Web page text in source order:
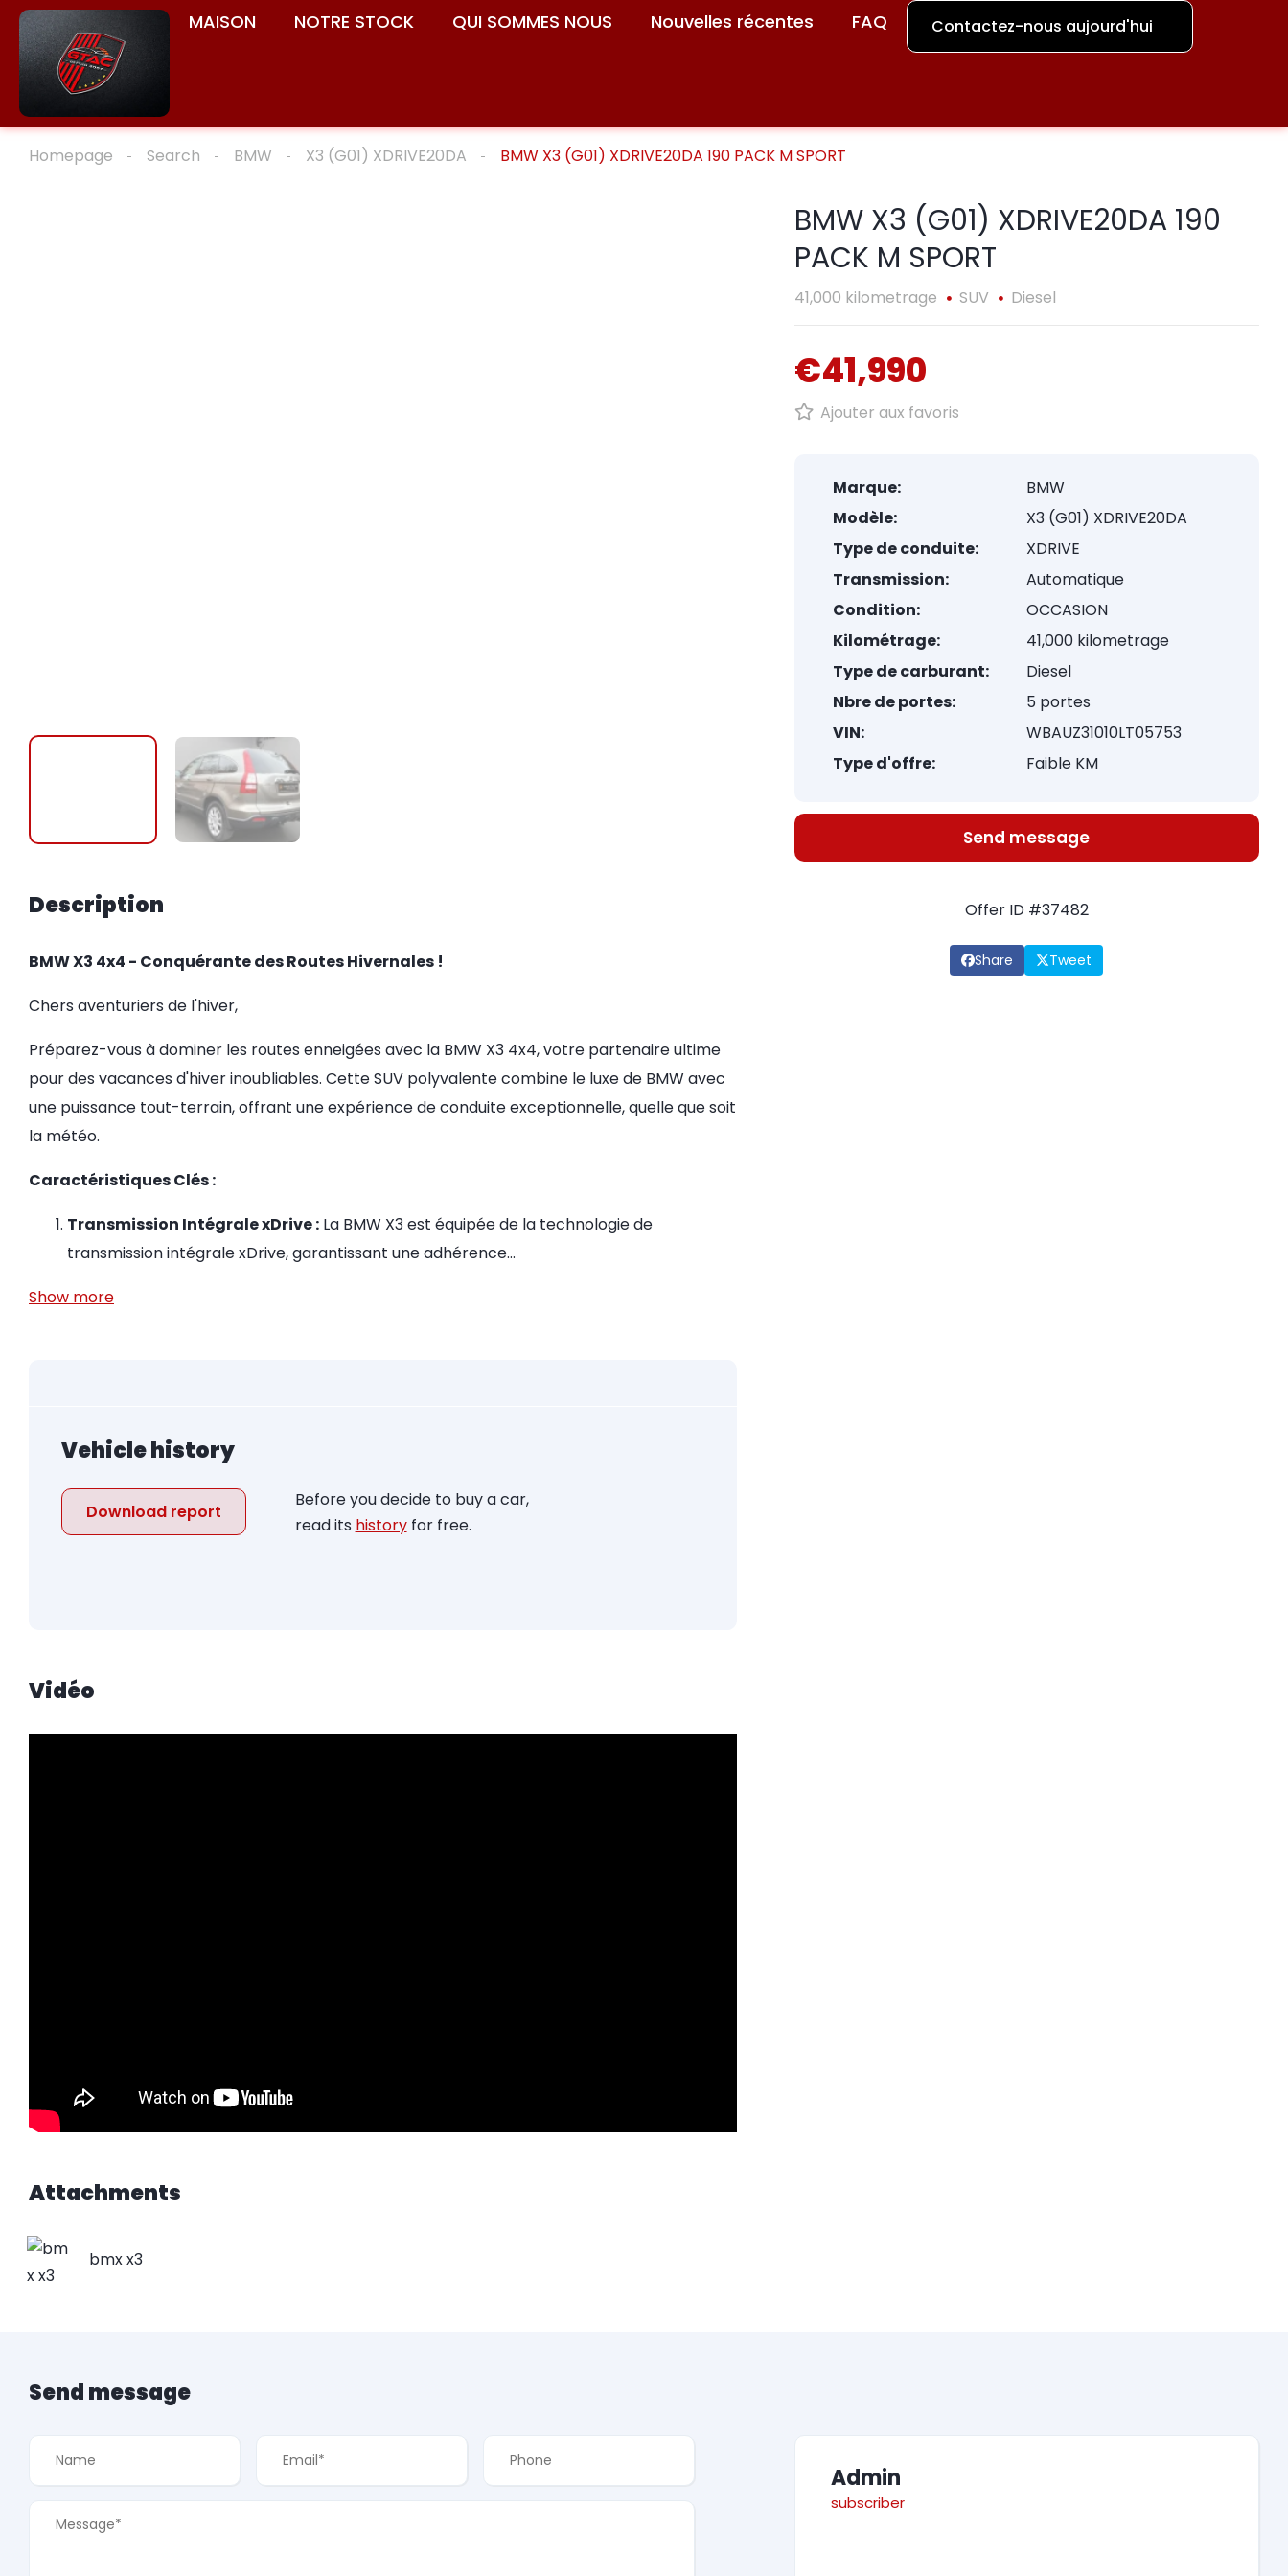
MAISON NOTRE STOCK QUI SOMMES NOUS Nouvelles récentes FAQ Contactez-nous aujourd'hui
Homepage Search BMW X3 (G01) XDRIVE20DA BMW X3 (G01) XDRIVE20DA 190 PACK M SPORT
Description
BMW X3 4x4 - Conquérante des Routes Hivernales !
Chers aventuriers de l'hiver,
Préparez-vous à dominer les routes enneigées avec la BMW X3 4x4, votre partenaire ultime
pour des vacances d'hiver inoubliables. Cette SUV polyvalente combine le luxe de BMW avec
une puissance tout-terrain, offrant une expérience de conduite exceptionnelle, quelle que soit
la météo.
Caractéristiques Clés :
Transmission Intégrale xDrive : La BMW X3 est équipée de la technologie de
transmission intégrale xDrive, garantissant une adhérence…
Show more
Vehicle history
Download report
Before you decide to buy a car,
read its historyfor free.
Vidéo
Attachments
bmx x3
BMW X3 (G01) XDRIVE20DA 190
PACK M SPORT
41,000 kilometrage SUV Diesel
€41,990
Ajouter aux favoris
Marque:
BMW
Modèle:
X3 (G01) XDRIVE20DA
Type de conduite:
XDRIVE
Transmission:
Automatique
Condition:
OCCASION
Kilométrage:
41,000 kilometrage
Type de carburant:
Diesel
Nbre de portes:
5 portes
VIN:
WBAUZ31010LT05753
Type d'offre:
Faible KM
Send message
Offer ID #37482
Share Tweet
Send message
Admin
subscriber